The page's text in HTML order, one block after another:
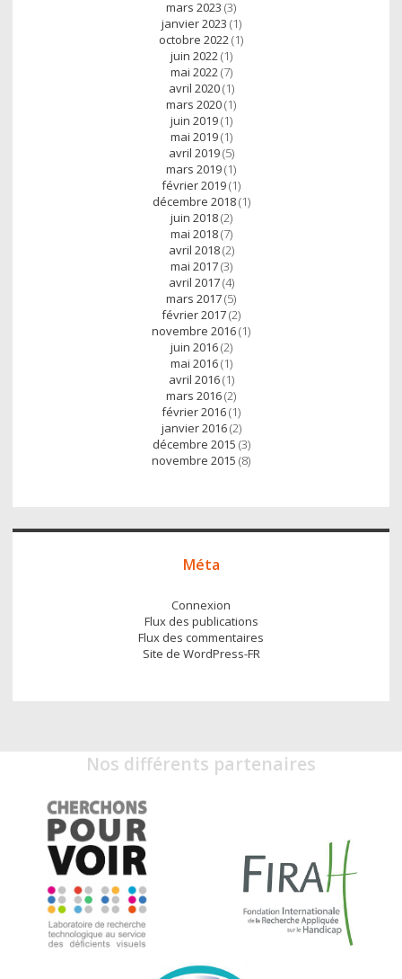
mars 2023 (3)
janvier 2023 (1)
octobre 2022(1)
juin 2022(1)
mai 2022(7)
avril 2020(1)
mars 2020(1)
juin 2019(1)
mai 2019(1)
avril 2019(5)
mars 2019(1)
février 2019(1)
décembre 2018(1)
juin 2018(2)
mai 2018(7)
avril 2018(2)
mai 2017(3)
avril 2017(4)
mars 2017(5)
février 2017(2)
novembre 2016(1)
juin 2016(2)
mai 2016(1)
avril 2016(1)
mars 2016(2)
février 2016(1)
janvier 2016(2)
décembre 2015 (3)
novembre 2015 (8)
Méta
Connexion
Flux des publications
Flux des commentaires
Site de WordPress-FR
Nos différents partenaires